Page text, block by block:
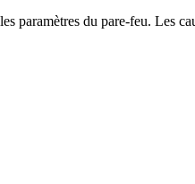
du pare-feu. Les